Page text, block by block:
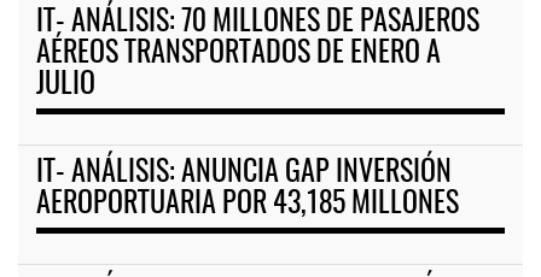
IT- ANÁLISIS: 70 MILLONES DE PASAJEROS
AÉREOS TRANSPORTADOS DE ENERO A
JULIO
IT- ANÁLISIS: ANUNCIA GAP INVERSIÓN
AEROPORTUARIA POR 43,185 MILLONES